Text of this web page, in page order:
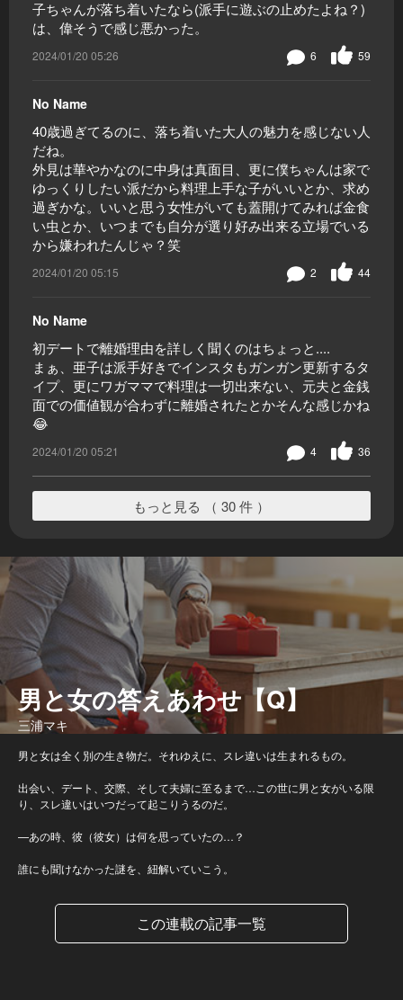
子ちゃんが落ち着いたなら(派手に遊ぶの止めたよね？)
は、偉そうで感じ悪かった。
2024/01/20 05:26 59
6
No Name
40歳過ぎてるのに、落ち着いた大人の魅力を感じない人
だね。
外見は華やかなのに中身は真面目、更に僕ちゃんは家で
ゆっくりしたい派だから料理上手な子がいいとか、求め
過ぎかな。いいと思う女性がいても蓋開けてみれば金食
い虫とか、いつまでも自分が選り好み出来る立場でいる
から嫌われたんじゃ？笑
2024/01/20 05:15 44
2
No Name
初デートで離婚理由を詳しく聞くのはちょっと....
まぁ、亜子は派手好きでインスタもガンガン更新するタ
イプ、更にワガママで料理は一切出来ない、元夫と金銭
面での価値観が合わずに離婚されたとかそんな感じかね
😂
2024/01/20 05:21 36
4
もっと見る （ 30 件 ）
男と女の答えあわせ【Q】
三浦マキ
男と女は全く別の生き物だ。それゆえに、スレ違いは生まれるもの。
出会い、デート、交際、そして夫婦に至るまで…この世に男と女がいる限
り、スレ違いはいつだって起こりうるのだ。
—あの時、彼（彼女）は何を思っていたの…？
誰にも聞けなかった謎を、紐解いていこう。
この連載の記事一覧